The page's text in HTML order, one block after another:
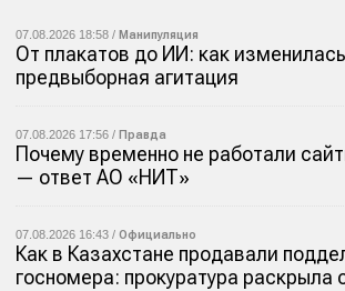
07.08.2026 18:58 / Манипуляция
От плакатов до ИИ: как изменилась
предвыборная агитация
07.08.2026 17:56 / Правда
Почему временно не работали
— ответ АО «НИТ»
07.08.2026 16:43 / Официально
Как в Казахстане продавали
госномера: прокуратура раскрыла